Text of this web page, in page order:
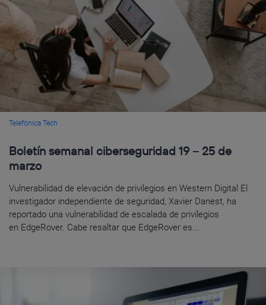
Telefónica Tech
Boletín semanal ciberseguridad 19 – 25 de
marzo
Vulnerabilidad de elevación de privilegios en Western Digital El
investigador independiente de seguridad, Xavier Danest, ha
reportado una vulnerabilidad de escalada de privilegios
en EdgeRover. Cabe resaltar que EdgeRover es...